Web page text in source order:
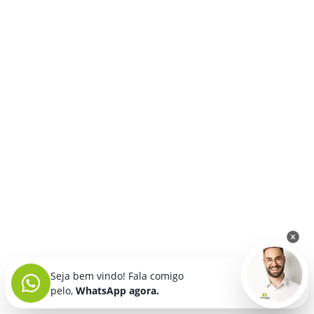
Seja bem vindo! Fala comigo
pelo, WhatsApp agora.